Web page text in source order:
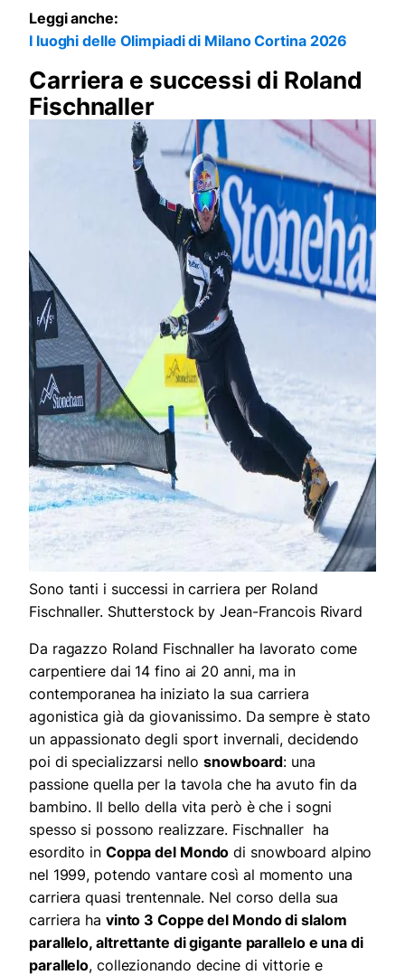
Leggi anche:
I luoghi delle Olimpiadi di Milano Cortina 2026
Carriera e successi di Roland
Fischnaller
Sono tanti i successi in carriera per Roland
Fischnaller. Shutterstock by Jean-Francois Rivard
Da ragazzo Roland Fischnaller ha lavorato come
carpentiere dai 14 fino ai 20 anni, ma in
contemporanea ha iniziato la sua carriera
agonistica già da giovanissimo. Da sempre è stato
un appassionato degli sport invernali, decidendo
poi di specializzarsi nellosnowboard: una
passione quella per la tavola che ha avuto fin da
bambino. Il bello della vita però è che i sogni
spesso si possono realizzare. Fischnaller ha
esordito in Coppa del Mondo di snowboard alpino
nel 1999, potendo vantare così al momento una
carriera quasi trentennale. Nel corso della sua
carriera ha vinto 3 Coppe del Mondo di slalom
parallelo, altrettante di gigante parallelo e una di
parallelo, collezionando decine di vittorie e